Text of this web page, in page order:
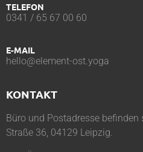
TELEFON
0341 / 65 67 00 60
E-MAIL
hello@element-ost.yoga
KONTAKT
Büro und Postadresse
Straße 36, 04129 Leipzig.